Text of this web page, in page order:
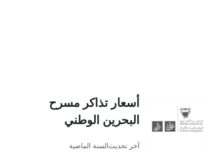
أسعار تذاكر مسرح
البحرين الوطني
آخر تحديث السنة الماضية